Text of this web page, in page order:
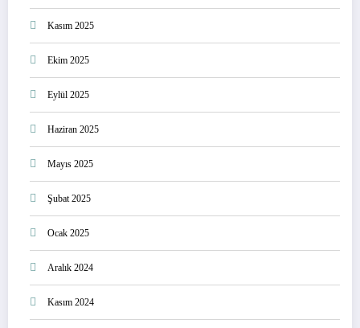
Kasım 2025
Ekim 2025
Eylül 2025
Haziran 2025
Mayıs 2025
Şubat 2025
Ocak 2025
Aralık 2024
Kasım 2024